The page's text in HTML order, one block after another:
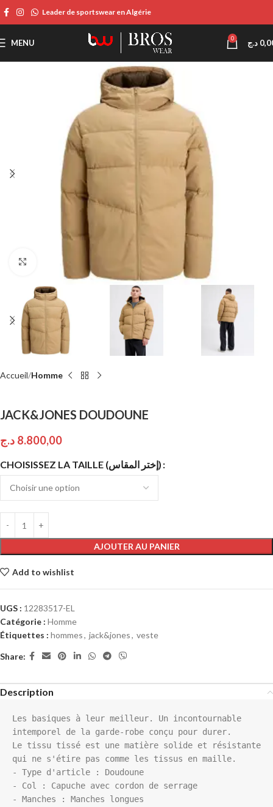
Leader de sportswear en Algérie
MENU 0 د.ج
Click to enlarge
Accueil Homme
JACK&JONES DOUDOUNE
8.800,00 د.ج
CHOISISSEZ LA TAILLE (إختر المقاس)
AJOUTER AU PANIER
Add to wishlist
UGS : 12283517-EL
Catégorie : Homme
Étiquettes : hommes, jack&jones, veste
Share:
Description
Les basiques à leur meilleur. Un incontournable
intemporel de la garde-robe conçu pour durer.
Le tissu tissé est une matière solide et résistante
qui ne s'étire pas comme les tissus en maille.
- Type d'article : Doudoune
- Col : Capuche avec cordon de serrage
- Manches : Manches longues